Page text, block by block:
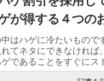
が得する４つの
はハゲに冷たいもので
てネタにできなければ
であることをすぐにス